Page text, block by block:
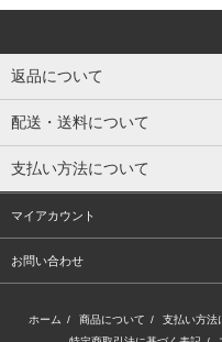
返品について
配送・送料について
支払い方法について
マイアカウント
お問い合わせ
ホーム / 商品について / 支払い方法